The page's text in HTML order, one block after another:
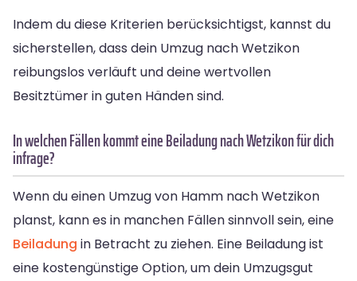
Indem du diese Kriterien berücksichtigst, kannst du
sicherstellen, dass dein Umzug nach Wetzikon
reibungslos verläuft und deine wertvollen
Besitztümer in guten Händen sind.
In welchen Fällen kommt eine Beiladung nach Wetzikon für dich
infrage?
Wenn du einen Umzug von Hamm nach Wetzikon
planst, kann es in manchen Fällen sinnvoll sein, eine
Beiladung in Betracht zu ziehen. Eine Beiladung ist
eine kostengünstige Option, um dein Umzugsgut